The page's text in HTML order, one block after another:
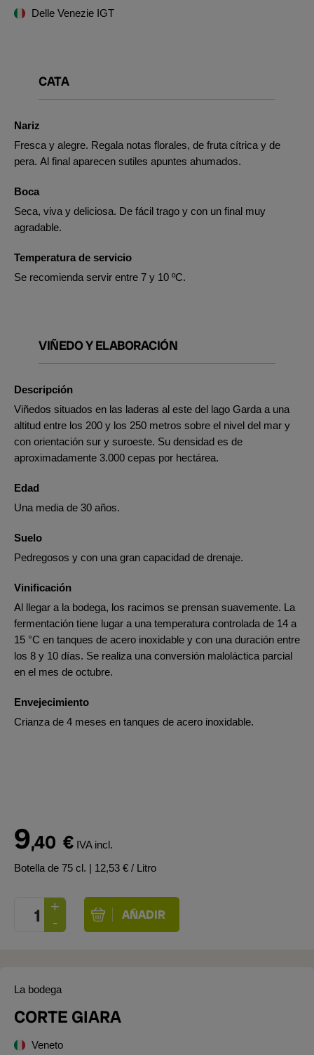
Delle Venezie IGT
CATA
Nariz
Fresca y alegre. Regala notas florales, de fruta cítrica y de
pera. Al final aparecen sutiles apuntes ahumados.
Boca
Seca, viva y deliciosa. De fácil trago y con un final muy
agradable.
Temperatura de servicio
Se recomienda servir entre 7 y 10 ºC.
VIÑEDO Y ELABORACIÓN
Descripción
Viñedos situados en las laderas al este del lago Garda a una
altitud entre los 200 y los 250 metros sobre el nivel del mar y
con orientación sur y suroeste. Su densidad es de
aproximadamente 3.000 cepas por hectárea.
Edad
Una media de 30 años.
Suelo
Pedregosos y con una gran capacidad de drenaje.
Vinificación
Al llegar a la bodega, los racimos se prensan suavemente. La
fermentación tiene lugar a una temperatura controlada de 14 a
15 °C en tanques de acero inoxidable y con una duración entre
los 8 y 10 días. Se realiza una conversión maloláctica parcial
en el mes de octubre.
Envejecimiento
Crianza de 4 meses en tanques de acero inoxidable.
9,40 € IVA incl.
Botella de 75 cl. | 12,53 € / Litro
La bodega
CORTE GIARA
Veneto